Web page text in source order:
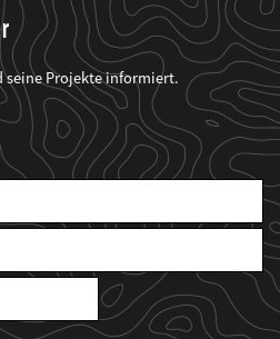
seine Projekte informiert.